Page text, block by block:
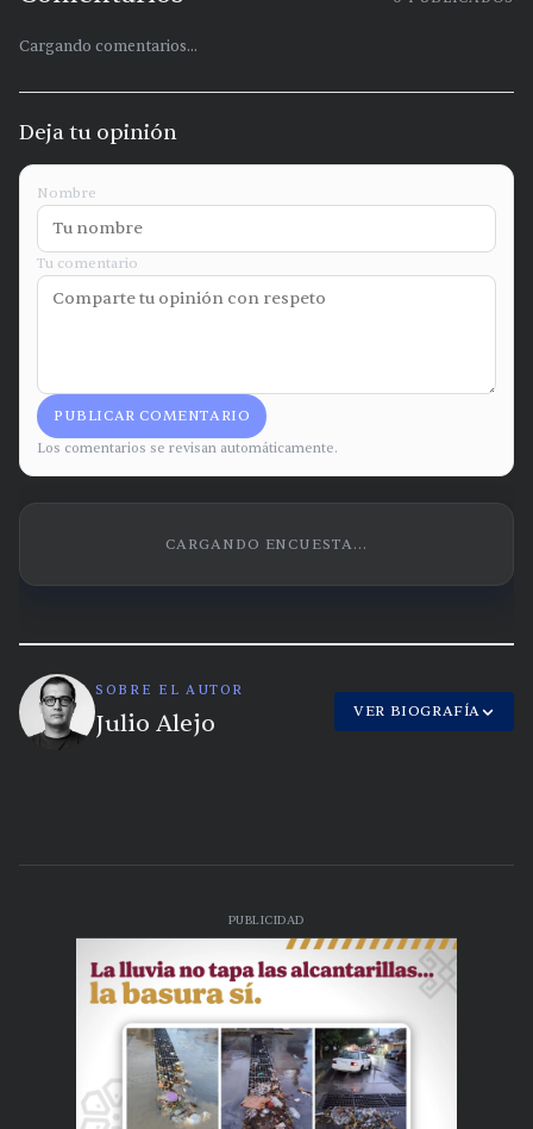
Cargando comentarios...
Deja tu opinión
Nombre
Tu comentario
PUBLICAR COMENTARIO
Los comentarios se revisan automáticamente.
CARGANDO ENCUESTA...
SOBRE EL AUTOR
Julio Alejo VER BIOGRAFÍA
PUBLICIDAD